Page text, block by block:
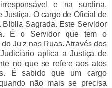
e na surdina,
Justiça. O cargo de Oficial de
Sagrada. Este Servidor
É o Servidor que tem o
Juiz nas Ruas. Através dos
aplica a Justiça de
no que se refere aos atos
É sabido que um cargo
não mais se precisa